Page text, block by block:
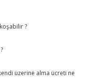
?
üzerine alma ücreti ne